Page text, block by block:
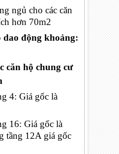
ngủ cho các căn
hơn 70m2
dao động khoảng:
căn hộ chung cư
4: Giá gốc là
16: Giá gốc là
tầng 12A giá gốc